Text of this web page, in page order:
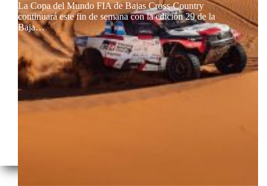
La Copa del Mundo FIA de Bajas Cross-Country
continuará este fin de semana con la edición 29 de la
Baja…